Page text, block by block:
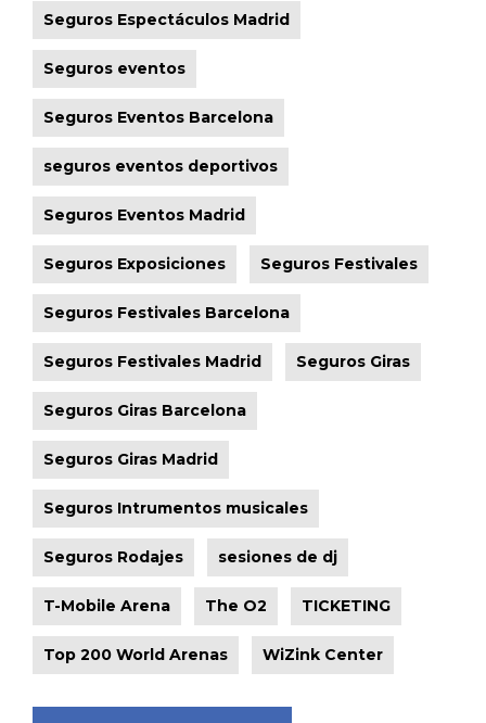
Seguros Espectáculos Madrid
Seguros eventos
Seguros Eventos Barcelona
seguros eventos deportivos
Seguros Eventos Madrid
Seguros Exposiciones Seguros Festivales
Seguros Festivales Barcelona
Seguros Festivales Madrid Seguros Giras
Seguros Giras Barcelona
Seguros Giras Madrid
Seguros Intrumentos musicales
Seguros Rodajes sesiones de dj
T-Mobile Arena The O2 TICKETING
Top 200 World Arenas WiZink Center